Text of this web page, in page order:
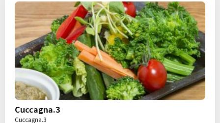
Cuccagna.3
Cuccagna.3